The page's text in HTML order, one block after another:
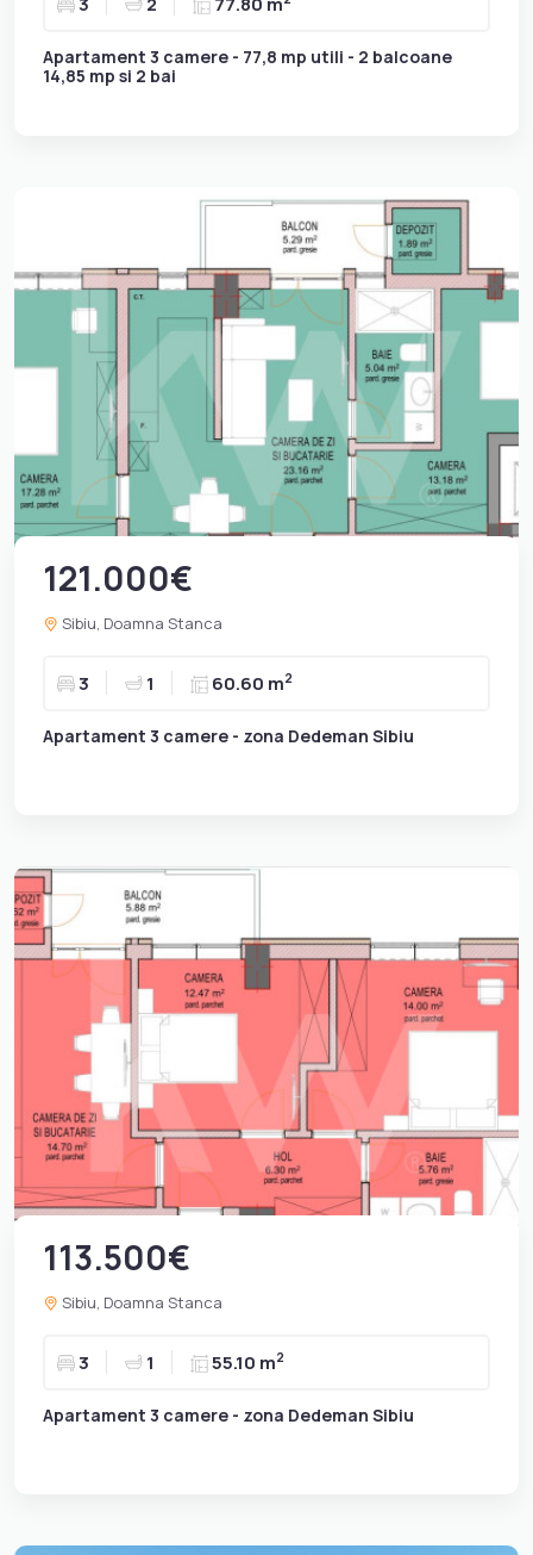
Apartament 3 camere - 77,8 mp utili - 2 balcoane
14,85 mp si 2 bai
121.000€
Sibiu, Doamna Stanca
3 1 60.60 m2
Apartament 3 camere - zona Dedeman Sibiu
113.500€
Sibiu, Doamna Stanca
3 1 55.10 m2
Apartament 3 camere - zona Dedeman Sibiu